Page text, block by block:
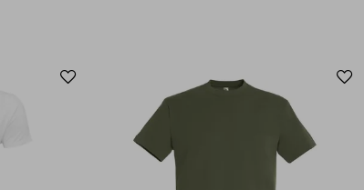
favoris